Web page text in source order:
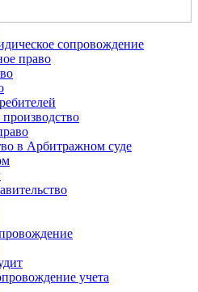
сопровождение
право
в Арбитражном суде
учета